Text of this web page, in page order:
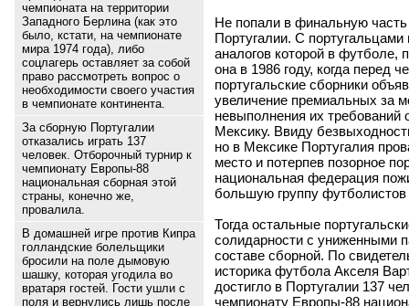
чемпионата на территории
Западного Берлина (как это
было, кстати, на чемпионате
мира 1974 года), либо
соцлагерь оставляет за собой
право рассмотреть вопрос о
необходимости своего участия
в чемпионате континента.
За сборную Португалии
отказались играть 137
человек. Отборочный турнир к
чемпионату Европы-88
национальная сборная этой
страны, конечно же,
провалила.
В домашней игре против Кипра
голландские болельщики
бросили на поле дымовую
шашку, которая угодила во
вратаря гостей. Гости ушли с
поля и вернулись лишь после
Не попали в финальную
Португалии. С
аналогов которой в футболе,
она в 1986 году, когда перед
португальские сборники
увеличение премиальных за
невыполнения их требований
Мексику. Ввиду
но в Мексике Португалия
место и потерпев позорное
национальная федерация
большую группу
Тогда остальные
солидарности с униженными
составе сборной. По
историка футбола Акселя
достигло в Португалии 137
чемпионату Европы-88